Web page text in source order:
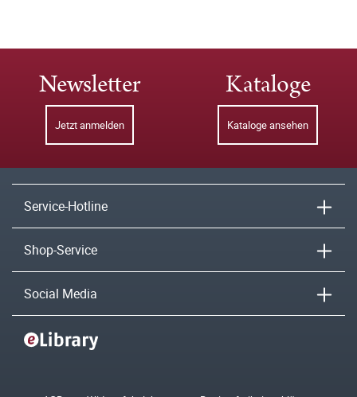
Newsletter
Jetzt anmelden
Kataloge
Kataloge ansehen
Service-Hotline
Shop-Service
Social Media